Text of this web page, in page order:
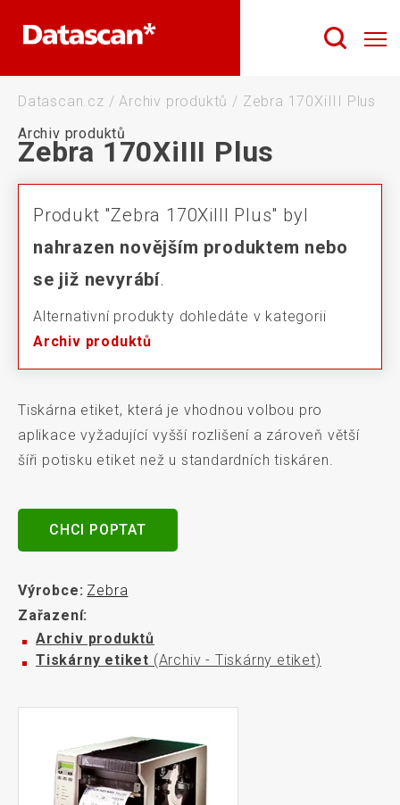
Datascan.cz / Archiv produktů / Zebra 170XiIII Plus
Archiv produktů
Zebra 170XiIII Plus
Produkt "Zebra 170XiIII Plus" byl
nahrazen novějším produktem nebo
se již nevyrábí.
Alternativní produkty dohledáte v kategorii
Archiv produktů
Tiskárna etiket, která je vhodnou volbou pro
aplikace vyžadující vyšší rozlišení a zároveň větší
šíři potisku etiket než u standardních tiskáren.
CHCI POPTAT
Výrobce: Zebra
Zařazení:
Archiv produktů
Tiskárny etiket (Archiv - Tiskárny etiket)